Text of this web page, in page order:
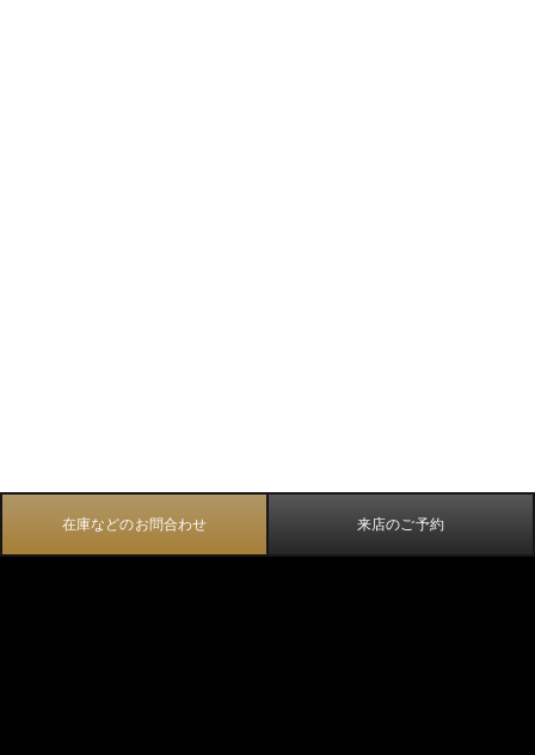
在庫などのお問合わせ 来店のご予約